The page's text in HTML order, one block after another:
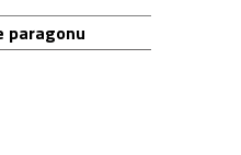
paragonu